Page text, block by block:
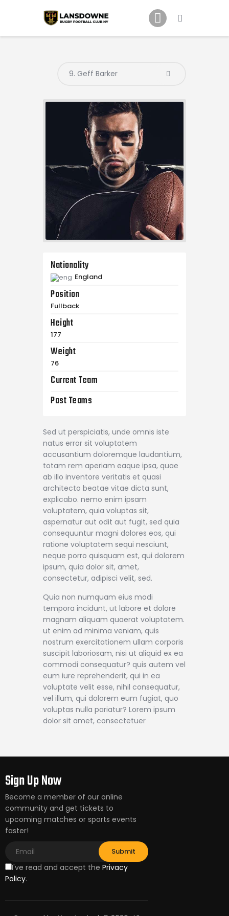
Johnny Triangles
Tournament
Contact Us
Nationality
England
Position
Fullback
Height
177
Weight
76
Current Team
Past Teams
Sed ut perspiciatis, unde omnis iste
natus error sit voluptatem
accusantium doloremque laudantium,
totam rem aperiam eaque ipsa, quae
ab illo inventore veritatis et quasi
architecto beatae vitae dicta sunt,
explicabo. nemo enim ipsam
voluptatem, quia voluptas sit,
aspernatur aut odit aut fugit, sed quia
consequuntur magni dolores eos, qui
ratione voluptatem sequi nesciunt,
neque porro quisquam est, qui dolorem
ipsum, quia dolor sit, amet,
consectetur, adipisci velit, sed.
Quia non numquam eius modi
tempora incidunt, ut labore et dolore
magnam aliquam quaerat voluptatem.
ut enim ad minima veniam, quis
nostrum exercitationem ullam corporis
suscipit laboriosam, nisi ut aliquid ex ea
commodi consequatur? quis autem vel
eum iure reprehenderit, qui in ea
voluptate velit esse, nihil consequatur,
vel illum, qui dolorem eum fugiat, quo
voluptas nulla pariatur? Lorem ipsum
dolor sit amet, consectetuer
Sign Up Now
Become a member of our online
community and get tickets to
upcoming matches or sports events
faster!
I've read and accept the Privacy
Policy.